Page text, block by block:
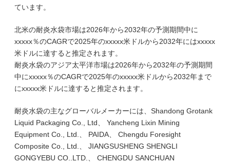
ています。
北米の耐炎水袋市場は2026年から2032年の予測期間中に
xxxxx％のCAGRで2025年のxxxxx米ドルから2032年にはxxxxx
米ドルに達すると推定されます。
耐炎水袋のアジア太平洋市場は2026年から2032年の予測期間
中にxxxxx％のCAGRで2025年のxxxxx米ドルから2032年まで
にxxxxx米ドルに達すると推定されます。
耐炎水袋の主なグローバルメーカーには、Shandong Grotank
Liquid Packaging Co., Ltd、 Yancheng Lixin Mining
Equipment Co., Ltd.、 PAIDA、 Chengdu Foresight
Composite Co., Ltd.、 JIANGSUSHENG SHENGLI
GONGYEBU CO..LTD.、 CHENGDU SANCHUAN